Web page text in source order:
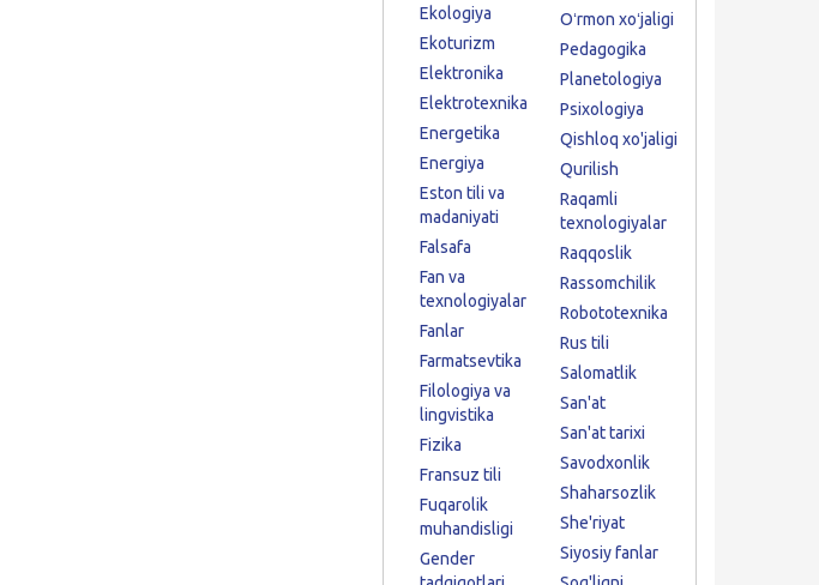
Ekologiya
Ekoturizm
Elektronika
Elektrotexnika
Energetika
Energiya
Eston tili va
madaniyati
Falsafa
Fan va
texnologiyalar
Fanlar
Farmatsevtika
Filologiya va
lingvistika
Fizika
Fransuz tili
Fuqarolik
muhandisligi
Gender
Oʻrmon xoʻjaligi
Pedagogika
Planetologiya
Psixologiya
Qishloq xo'jaligi
Qurilish
Raqamli
texnologiyalar
Raqqoslik
Rassomchilik
Robototexnika
Rus tili
Salomatlik
San'at
San'at tarixi
Savodxonlik
Shaharsozlik
She'riyat
Siyosiy fanlar